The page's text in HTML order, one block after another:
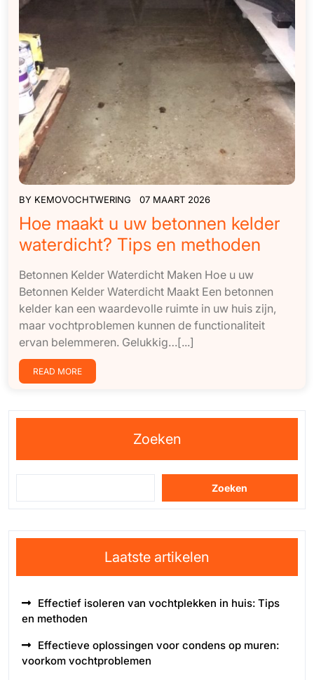
BY KEMOVOCHTWERING 07 MAART 2026
Hoe maakt u uw betonnen kelder
waterdicht? Tips en methoden
Betonnen Kelder Waterdicht Maken Hoe u uw
Betonnen Kelder Waterdicht Maakt Een betonnen
kelder kan een waardevolle ruimte in uw huis zijn,
maar vochtproblemen kunnen de functionaliteit
ervan belemmeren. Gelukkig…[...]
READ MORE
Zoeken
Zoeken
Laatste artikelen
Effectief isoleren van vochtplekken in huis: Tips
en methoden
Effectieve oplossingen voor condens op muren:
voorkom vochtproblemen